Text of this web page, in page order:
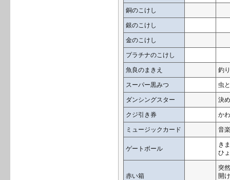
銅のこけし
銀のこけし
金のこけし
プラチナのこけし
魚良のまきえ 釣
スーパー黒みつ 虫
ダンシングスター 決
クジ引き券 か
ミュージックカード 音
ゲートボール
き
ひ
赤い箱
突
開